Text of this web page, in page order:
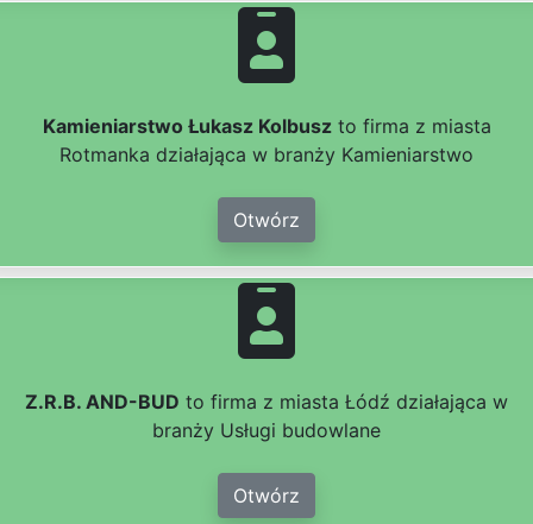
Kamieniarstwo Łukasz Kolbuszto firma z miasta
Rotmanka działająca w branży Kamieniarstwo
Otwórz
Z.R.B. AND-BUD to firma z miasta Łódź działająca w
branży Usługi budowlane
Otwórz